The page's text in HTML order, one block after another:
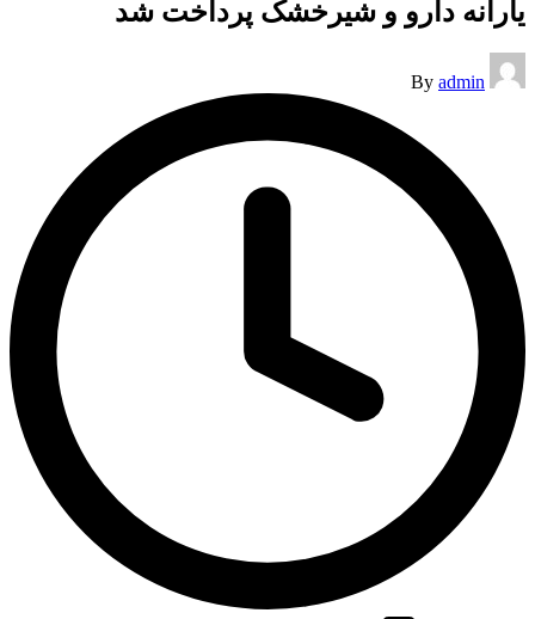
یارانه دارو و شیرخشک پرداخت شد
Posted
by
By admin